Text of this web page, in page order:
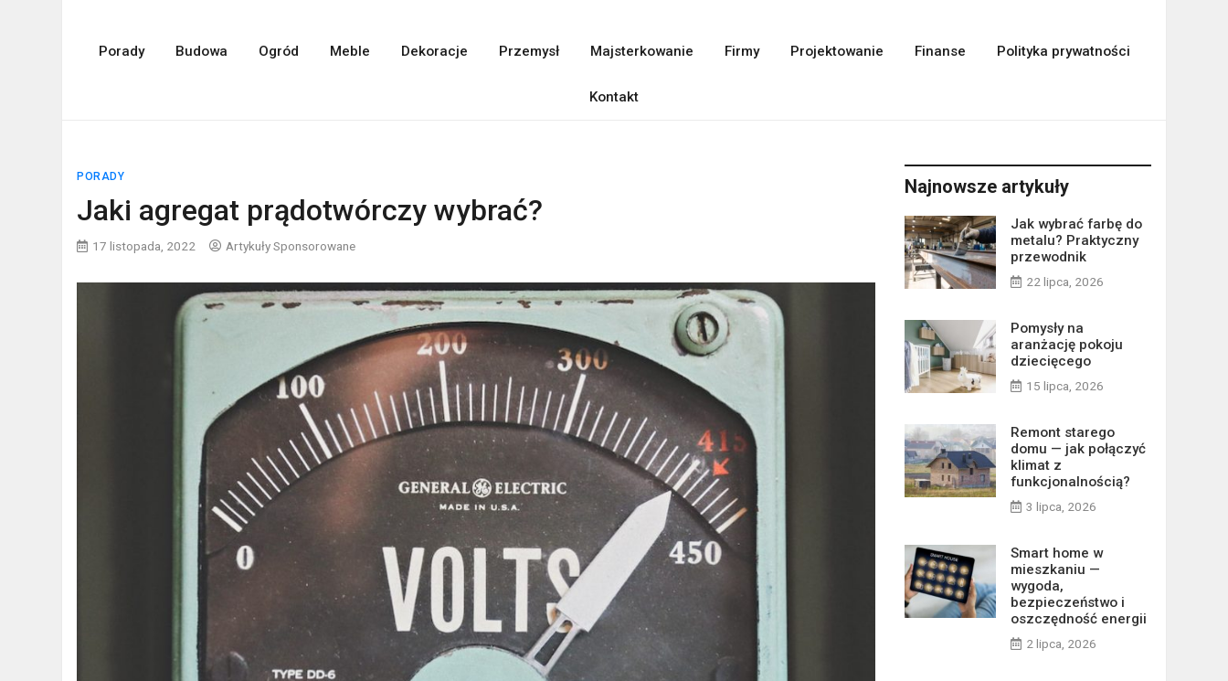
Porady Budowa Ogród Meble Dekoracje Przemysł Majsterkowanie Firmy Projektowanie Finanse Polityka prywatności
Kontakt
PORADY
Jaki agregat prądotwórczy wybrać?
17 listopada, 2022 Artykuły Sponsorowane
Najnowsze artykuły
Jak wybrać farbę do
metalu? Praktyczny
przewodnik
22 lipca, 2026
Pomysły na
aranżację pokoju
dziecięcego
15 lipca, 2026
Remont starego
domu — jak połączyć
klimat z
funkcjonalnością?
3 lipca, 2026
Smart home w
mieszkaniu —
wygoda,
bezpieczeństwo i
oszczędność energii
2 lipca, 2026